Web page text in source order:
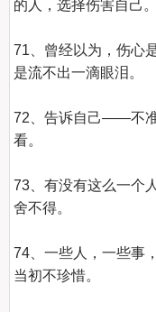
的人，选择伤害自己。
71、曾经以为，伤心
是流不出一滴眼泪。
72、告诉自己——不
看。
73、有没有这么一个
舍不得。
74、一些人，一些事
当初不珍惜。